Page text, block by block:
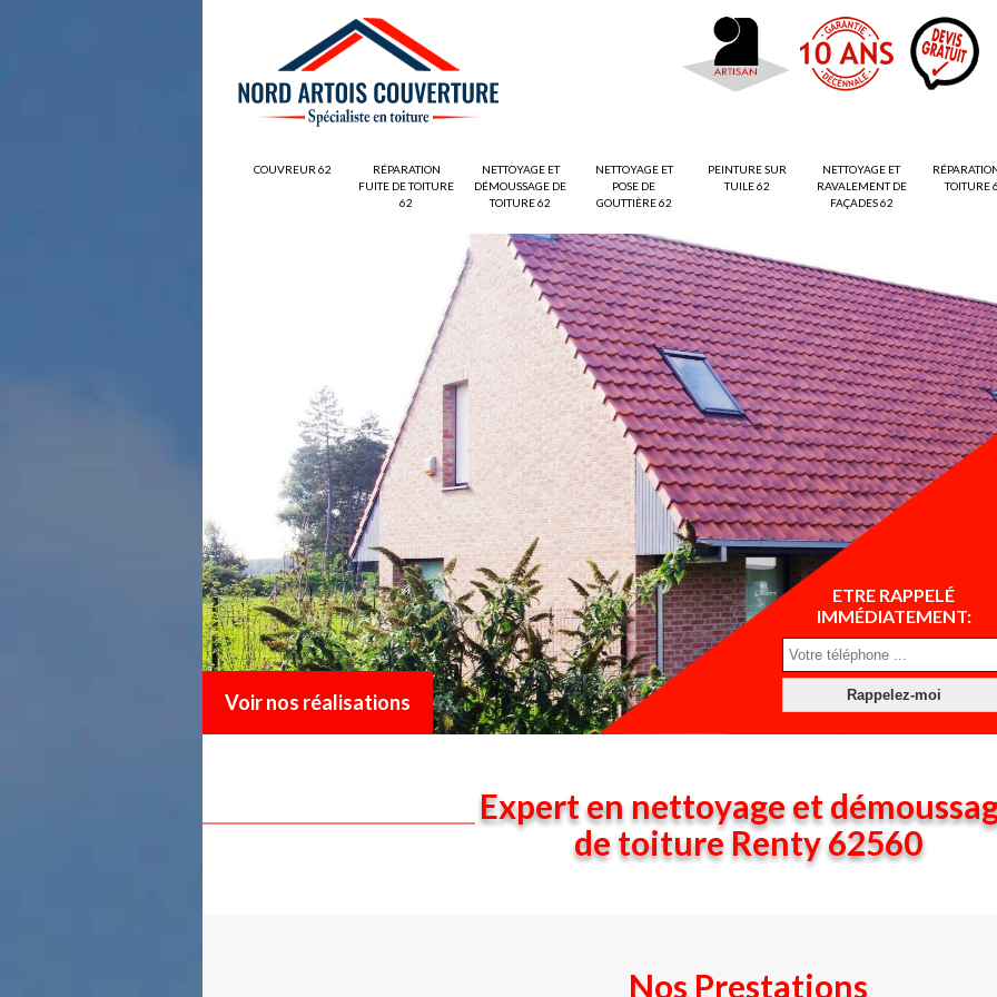
COUVREUR 62
RÉPARATION
FUITE DE TOITURE
62
NETTOYAGE ET
DÉMOUSSAGE DE
TOITURE 62
NETTOYAGE ET
POSE DE
GOUTTIÈRE 62
PEINTURE SUR
TUILE 62
NETTOYAGE ET
RAVALEMENT DE
FAÇADES 62
TOITURE
Voir nos réalisations
ETRE RAPPELÉ
IMMÉDIATEMENT:
Expert en nettoyage et
de toiture Renty 62560
Nos Prestations